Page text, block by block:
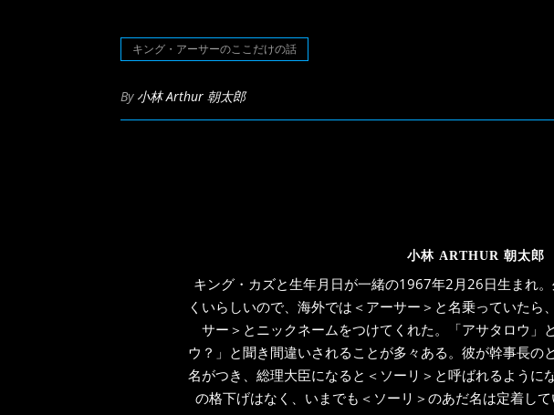
で
開
す)
(新
し
ィ
ン
キング・アーサーのここだけの話
By 小林 Arthur 朝太郎
小林 ARTHUR 朝太郎
キング・カズと生年月日が一緒の1967年2月26日生まれ
くいらしいので、海外では＜アーサー＞と名乗っていたら
サー＞とニックネームをつけてくれた。「アサタロウ」
ウ？」と聞き間違いされることが多々ある。彼が幹事長の
名がつき、総理大臣になると＜ソーリ＞と呼ばれるように
の格下げはなく、いまでも＜ソーリ＞のあだ名は定着して